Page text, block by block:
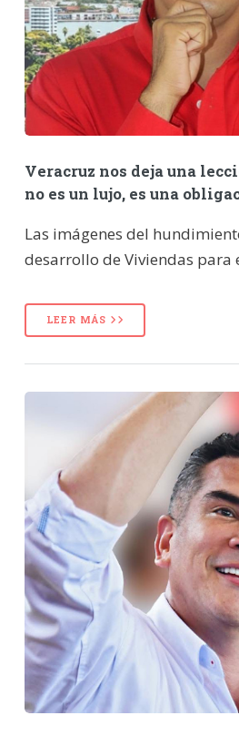
Veracruz nos deja una
no es un lujo, es una
Las imágenes del
desarrollo de Viviendas para
LEER MÁS